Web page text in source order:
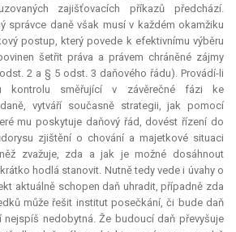
zajišťovacích příkazů předchází.
správce daně však musí v každém okamžiku
postup, který povede k efektivnímu výběru
šetřit práva a právem chráněné zájmy
2 a § 5 odst. 3 daňového řádu). Provádí-li
kontrolu směřující v závěrečné fázi ke
vytváří současně strategii, jak pomocí
mu poskytuje daňový řád, dovést řízení do
zjištění o chování a majetkové situaci
zvažuje, zda a jak je možné dosáhnout
hodlá stanovit. Nutně tedy vede i úvahy o
aktuálně schopen daň uhradit, případně zda
může řešit institut posečkání, či bude daň
nejspíš nedobytná. Že budoucí daň převyšuje